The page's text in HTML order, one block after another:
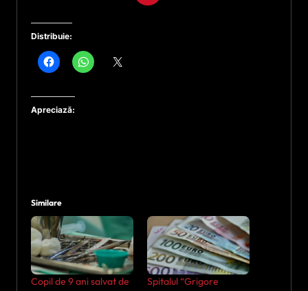
Distribuie:
Apreciază:
Similare
Copil de 9 ani salvat de
Spitalul “Grigore